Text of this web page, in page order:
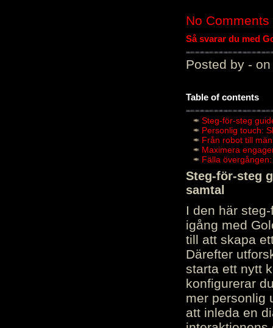
No Comments
Så svarar du med
Posted by - on
Table of contents
Steg-för-steg
Personlig touch:
Från robot till
Maximera
Fälla
Steg-för-steg
samtal
I den här
igång med
till att skapa
Därefter
starta ett nytt
konfigurerar
mer personlig
att inleda en